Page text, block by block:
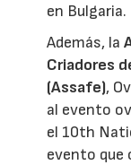
en Bulgaria.
Además, la
Criadores
(Assafe),
al evento
el 10th
evento que